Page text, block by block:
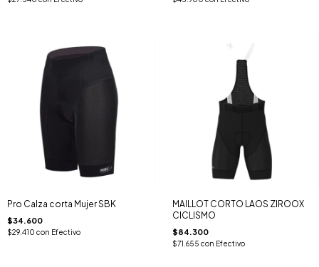
Pro Calza corta Mujer SBK
$34.600
$29.410 con Efectivo
MAILLOT CORTO LAOS ZIROOX
CICLISMO
$84.300
$71.655 con Efectivo